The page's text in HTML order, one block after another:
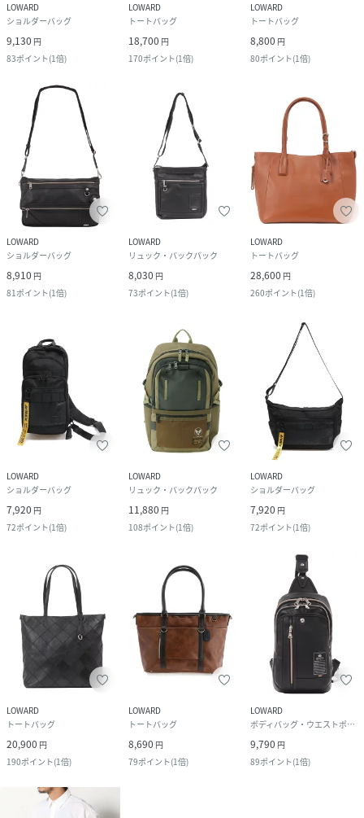
LOWARD
ショルダーバッグ
9,130 円
83ポイント(1倍)
LOWARD
トートバッグ
18,700 円
170ポイント(1倍)
LOWARD
トートバッグ
8,800 円
80ポイント(1倍)
LOWARD
ショルダーバッグ
8,910 円
81 ポイント(1倍)
LOWARD
リュック・バックパック
8,030 円
73ポイント(1倍)
LOWARD
トートバッグ
28,600 円
260ポイント(1倍)
LOWARD
ショルダーバッグ
7,920 円
72ポイント(1倍)
LOWARD
リュック・バックパック
11,880 円
108ポイント(1倍)
LOWARD
ショルダーバッグ
7,920 円
72ポイント(1倍)
LOWARD
トートバッグ
20,900 円
190ポイント(1倍)
LOWARD
トートバッグ
8,690 円
79ポイント(1倍)
LOWARD
ボディバッグ・ウエストポーチ
9,790 円
89ポイント(1倍)